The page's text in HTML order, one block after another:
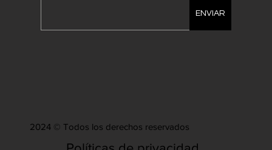
2024 © Todos los derechos reservados
ENVIAR